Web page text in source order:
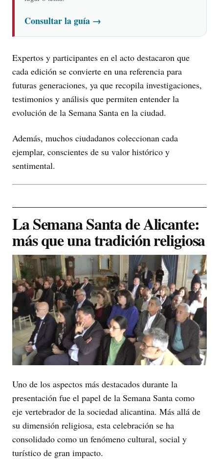
Consultar la guía →
Expertos y participantes en el acto destacaron que
cada edición se convierte en una referencia para
futuras generaciones, ya que recopila investigaciones,
testimonios y análisis que permiten entender la
evolución de la Semana Santa en la ciudad.
Además, muchos ciudadanos coleccionan cada
ejemplar, conscientes de su valor histórico y
sentimental.
La Semana Santa de Alicante:
más que una tradición religiosa
Uno de los aspectos más destacados durante la
presentación fue el papel de la Semana Santa como
eje vertebrador de la sociedad alicantina. Más allá de
su dimensión religiosa, esta celebración se ha
consolidado como un fenómeno cultural, social y
turístico de gran impacto.